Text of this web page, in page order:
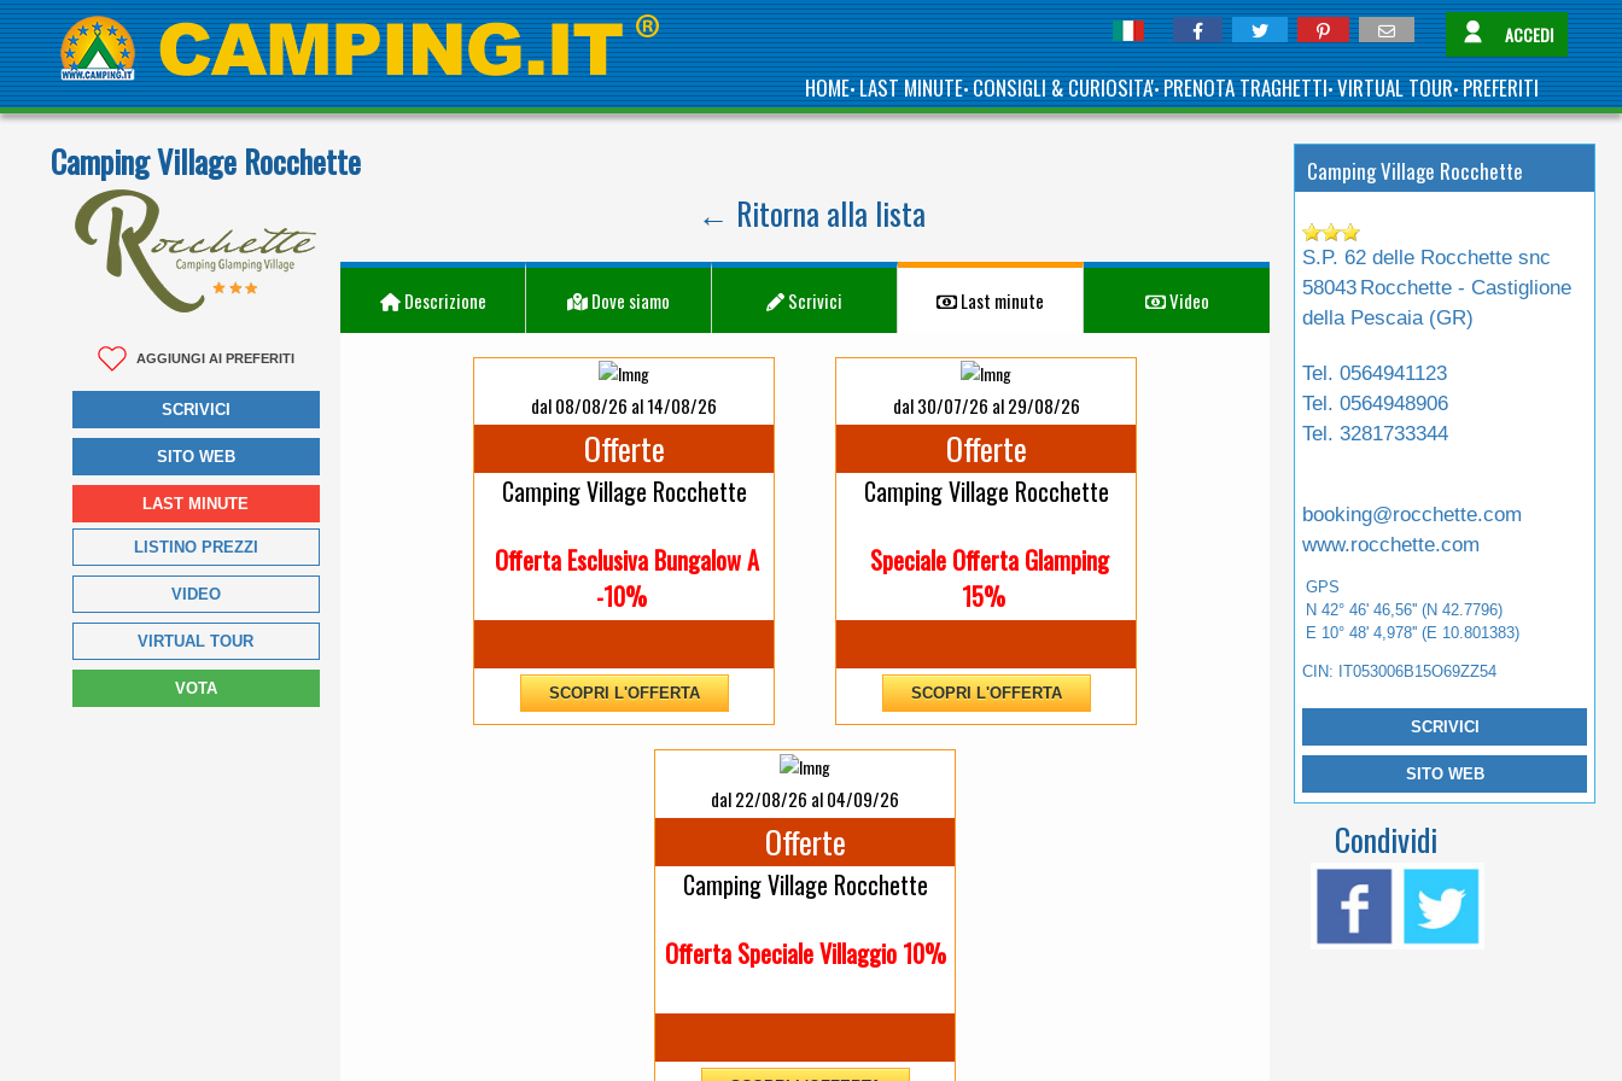
ACCEDI
HOME•LAST MINUTE•CONSIGLI & CURIOSITA'•PRENOTA TRAGHETTI•VIRTUAL TOUR•PREFERITI
Camping Village Rocchette
AGGIUNGI AI PREFERITI
SCRIVICI
SITO WEB
LAST MINUTE
LISTINO PREZZI
VIDEO
VIRTUAL TOUR
VOTA
← Ritorna alla lista
Descrizione Dove siamo Scrivici Last minute Video
dal 08/08/26 al 14/08/26
Offerte
Camping Village Rocchette
Offerta Esclusiva Bungalow A
-10%
SCOPRI L'OFFERTA
dal 30/07/26 al 29/08/26
Offerte
Camping Village Rocchette
Speciale Offerta Glamping
15%
SCOPRI L'OFFERTA
dal 22/08/26 al 04/09/26
Offerte
Camping Village Rocchette
Offerta Speciale Villaggio 10%
Camping Village Rocchette
S.P. 62 delle Rocchette snc
58043 Rocchette - Castiglione
della Pescaia (GR)
Tel.0564941123
Tel.0564948906
Tel.3281733344
booking@rocchette.com
www.rocchette.com
GPS
N 42° 46' 46,56'' (N 42.7796)
E 10° 48' 4,978'' (E 10.801383)
CIN: IT053006B15O69ZZ54
SCRIVICI
SITO WEB
Condividi